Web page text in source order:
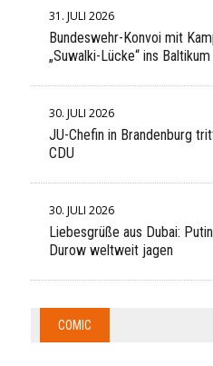
31. JULI 2026
Bundeswehr-Konvoi mit
„Suwalki-Lücke“ ins Baltikum
30. JULI 2026
JU-Chefin in Brandenburg
CDU
30. JULI 2026
Liebesgrüße aus Dubai:
Durow weltweit jagen
COMIC